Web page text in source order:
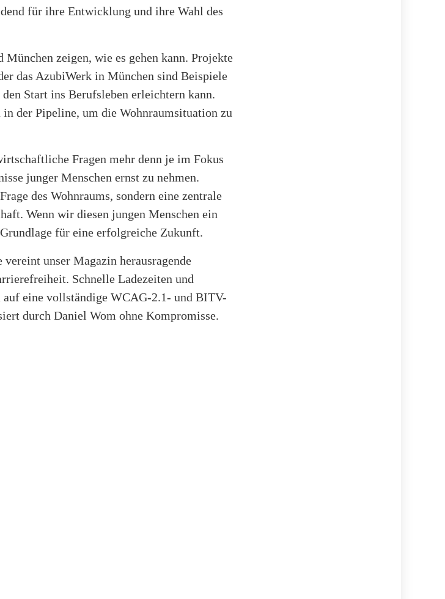
für ihre Entwicklung und ihre Wahl des
zeigen, wie es gehen kann. Projekte
das AzubiWerk in München sind Beispiele
Start ins Berufsleben erleichtern kann.
der Pipeline, um die Wohnraumsituation zu
Fragen mehr denn je im Fokus
junger Menschen ernst zu nehmen.
des Wohnraums, sondern eine zentrale
Wenn wir diesen jungen Menschen ein
für eine erfolgreiche Zukunft.
unser Magazin herausragende
Schnelle Ladezeiten und
eine vollständige WCAG-2.1- und BITV-
durch Daniel Wom ohne Kompromisse.